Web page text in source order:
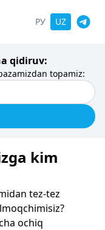
РУ UZ
qidiruv:
topamiz:
kim
tez-tez
ochiq